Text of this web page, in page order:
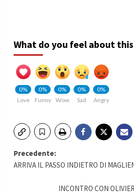
What do you feel about
0%
Love
0%
Funny
0%
Wow
0%
Sad
0%
Angry
Navigazione
Precedente:
ARRIVA IL PASSO INDIETRO DI
INCONTRO CON